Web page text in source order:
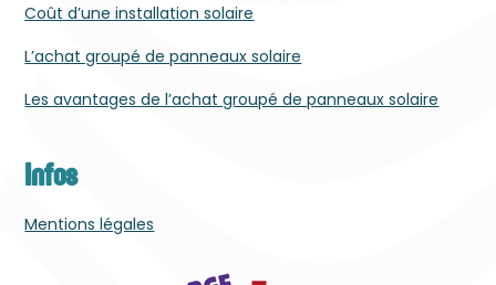
Coût d’une installation solaire
L’achat groupé de panneaux solaire
Les avantages de l’achat groupé de panneaux solaire
Infos
Mentions légales